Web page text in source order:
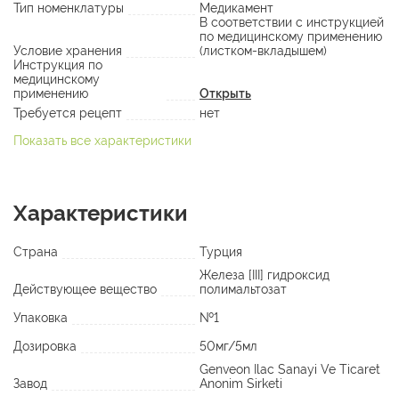
Тип номенклатуры
Медикамент
Условие хранения
В соответствии с инструкцией
по медицинскому применению
(листком-вкладышем)
Инструкция по
медицинскому
применению
Открыть
Требуется рецепт
нет
Показать все характеристики
Характеристики
Страна Турция
Действующее вещество
Железа [III] гидроксид
полимальтозат
Упаковка
№1
Дозировка
50мг/5мл
Завод
Genveon Ilac Sanayi Ve Ticaret
Anonim Sirketi